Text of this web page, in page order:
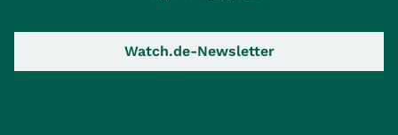
Watch.de-Newsletter